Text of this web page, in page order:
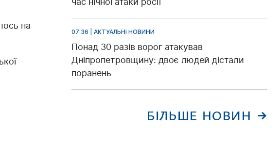
на
07:36 | АКТУАЛЬНІ НОВИНИ
Понад 30 разів ворог атакував
Дніпропетровщину: двоє людей дістали
поранень
БІЛЬШЕ НОВИН